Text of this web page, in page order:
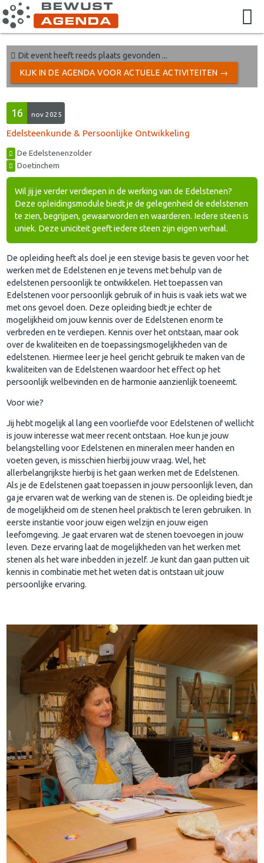
Dit event heeft reeds plaats gevonden ...
KIJK IN DE AGENDA VOOR ACTUELE ACTIVITEITEN →
16 nov 2025
Edelsteenkunde & Persoonlijke Ontwikkeling
De Edelstenenzolder
Doetinchem
Wil jij je verder verdiepen in de werking van de Edelstenen?
Deze opleidingsmodule biedt je de gelegenheid de edelstenen
te zien, begrijpen, gewaarworden en waarderen. Iedere steen is
uniek. Deze uniciteit geeft iedere steen zijn eigen verhaal.
De opleiding heeft als doel je een stevige basis te geven voor het
werken met de Edelstenen en je tevens met behulp van de
edelstenen persoonlijk te ontwikkelen. Het toepassen van
Edelstenen voor persoonlijk gebruik of in huis is vaak iets wat we
met ons gevoel doen. Deze opleiding biedt je echter de
mogelijkheid om jouw kennis over de Edelstenen enorm te
verbreden en te verdiepen. Kennis over het ontstaan, maar ook
over de kwaliteiten en de toepassingsmogelijkheden van de
edelstenen. Hiermee leer je heel gericht gebruik te maken van de
kwaliteiten van de Edelstenen waardoor het effect op het
persoonlijk welbevinden en de harmonie aanzienlijk toeneemt.
Voor wie?
Jij hebt mogelijk al lang een voorliefde voor Edelstenen of wellicht
is jouw interesse wat meer recent ontstaan. Hoe kun je jouw
belangstelling voor Edelstenen en mineralen meer handen en
voeten geven, is misschien hierbij jouw vraag. Wel, het
allerbelangrijkste hierbij is het gaan werken met de Edelstenen.
Als je de Edelstenen gaat toepassen in jouw persoonlijk leven, dan
ga je ervaren wat de werking van de stenen is. De opleiding biedt je
de mogelijkheid om de stenen heel praktisch te leren gebruiken. In
eerste instantie voor jouw eigen welzijn en jouw eigen
leefomgeving. Je gaat ervaren wat de stenen toevoegen in jouw
leven. Deze ervaring laat de mogelijkheden van het werken met
stenen als het ware inbedden in jezelf. Je kunt dan gaan putten uit
kennis in combinatie met het weten dat is ontstaan uit jouw
persoonlijke ervaring.